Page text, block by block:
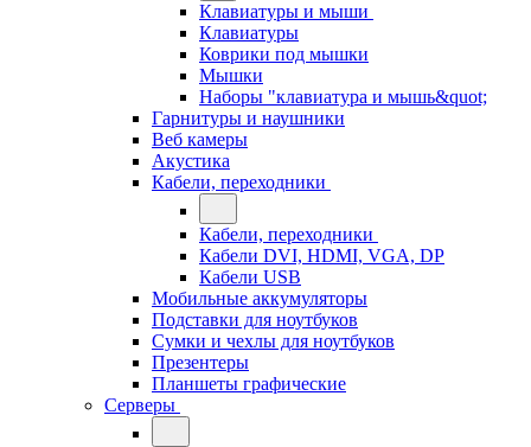
Клавиатуры и мыши
Клавиатуры
Коврики под мышки
Мышки
Наборы "клавиатура и мышь&quot;
Гарнитуры и наушники
Веб камеры
Акустика
Кабели, переходники
Кабели, переходники
Кабели DVI, HDMI, VGA, DP
Кабели USB
Мобильные аккумуляторы
Подставки для ноутбуков
Сумки и чехлы для ноутбуков
Презентеры
Планшеты графические
Серверы